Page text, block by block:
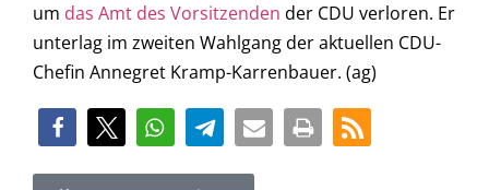
um das Amt des Vorsitzenden der CDU verloren. Er
unterlag im zweiten Wahlgang der aktuellen CDU-
Chefin Annegret Kramp-Karrenbauer. (ag)